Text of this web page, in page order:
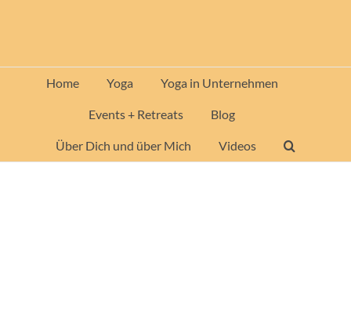
Home Yoga Yoga in Unternehmen
Events + Retreats Blog
Über Dich und über Mich Videos